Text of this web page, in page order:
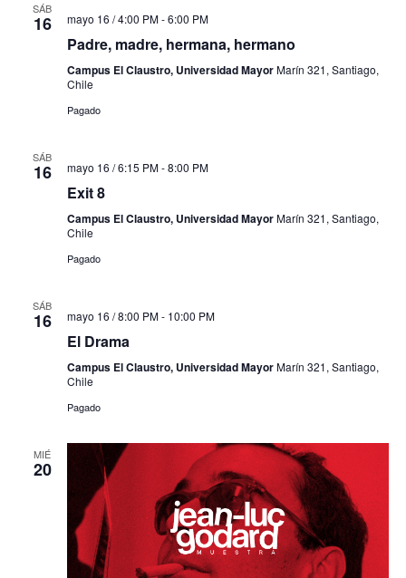
SÁB
16 mayo 16 / 4:00 PM-6:00 PM
Padre, madre, hermana, hermano
Campus El Claustro, Universidad MayorMarín 321, Santiago,
Chile
Pagado
SÁB
16 mayo 16 / 6:15 PM-8:00 PM
Exit 8
Campus El Claustro, Universidad MayorMarín 321, Santiago,
Chile
Pagado
SÁB
16 mayo 16 / 8:00 PM- 10:00 PM
El Drama
Campus El Claustro, Universidad MayorMarín 321, Santiago,
Chile
Pagado
MIÉ
20